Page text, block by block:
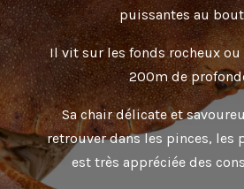
puissantes au
Il vit sur les fonds rocheux ou
200m de
Sa chair délicate et
retrouver dans les pinces, les
est très appréciée des